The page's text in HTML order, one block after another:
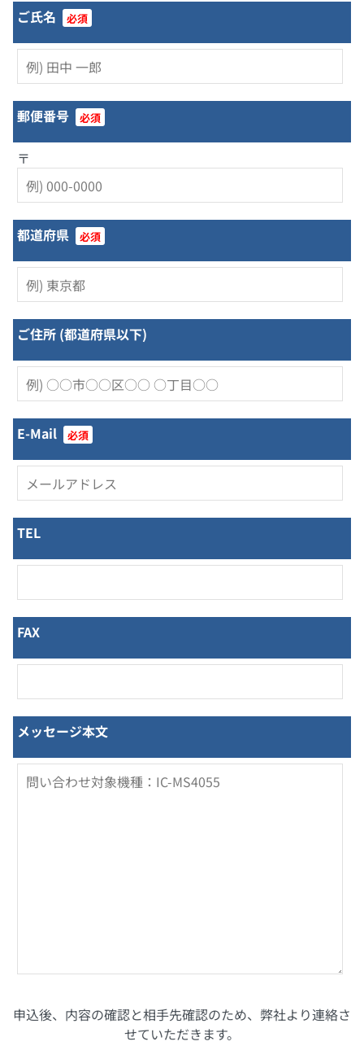
ご氏名 必須
郵便番号 必須
〒
都道府県 必須
ご住所 (都道府県以下)
E-Mail 必須
TEL
FAX
メッセージ本文
申込後、内容の確認と相手先確認のため、弊社より連絡さ
せていただきます。